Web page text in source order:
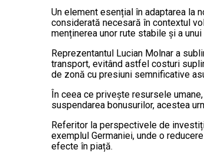
Un element esențial în adaptarea la
considerată necesară în contextul
menținerea unor rute stabile și a unui
Reprezentantul Lucian Molnar a
transport, evitând astfel costuri
de zonă cu presiuni semnificative
În ceea ce privește resursele
suspendarea bonusurilor, acestea
Referitor la perspectivele de
exemplul Germaniei, unde o
efecte în piață.